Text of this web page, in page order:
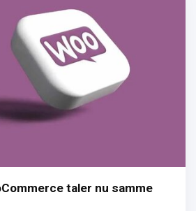
taler nu samme